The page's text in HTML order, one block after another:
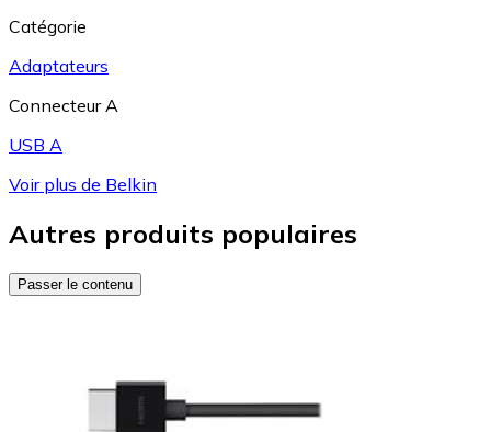
Catégorie
Adaptateurs
Connecteur A
USB A
Voir plus de Belkin
Autres produits populaires
Passer le contenu